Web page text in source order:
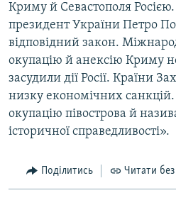
Криму й Севастополя
президент України Петро
відповідний закон.
окупацію й анексію Криму
засудили дії Росії. Країни
низку економічних санкцій.
окупацію півострова й
історичної справедливості».
Поділитись Читати